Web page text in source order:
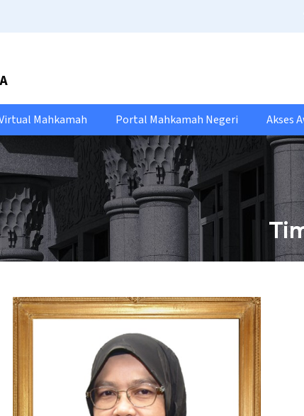
Mahkamah Portal Mahkamah Negeri Akses